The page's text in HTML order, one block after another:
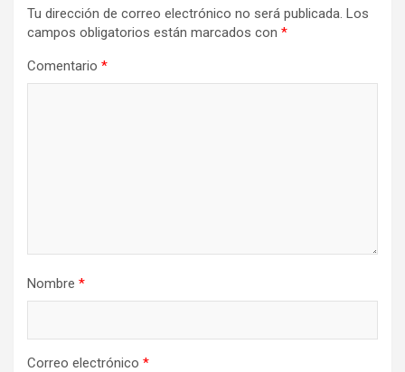
Tu dirección de correo electrónico no será publicada. Los
campos obligatorios están marcados con *
Comentario *
Nombre *
Correo electrónico *